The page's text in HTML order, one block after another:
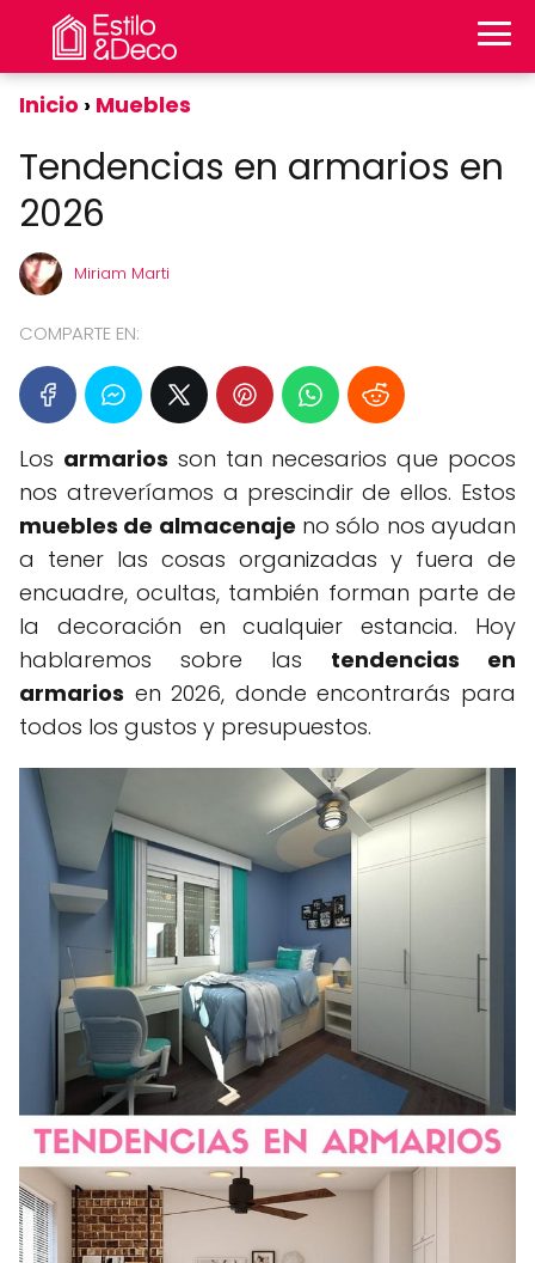
Inicio Muebles
Tendencias en armarios en
2026
Miriam Marti
COMPARTE EN:
Los armarios son tan necesarios que pocos
nos atreveríamos a prescindir de ellos. Estos
muebles de almacenaje no sólo nos ayudan
a tener las cosas organizadas y fuera de
encuadre, ocultas, también forman parte de
la decoración en cualquier estancia. Hoy
hablaremos sobre las tendencias en
armarios en 2026, donde encontrarás para
todos los gustos y presupuestos.